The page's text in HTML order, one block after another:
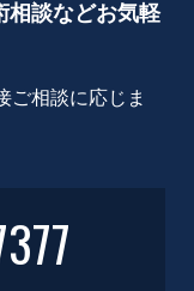
相談などお気軽
ご相談に応じま